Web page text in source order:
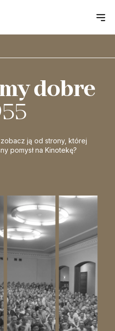
dobre
ją od strony, której
pomysł na Kinotekę?